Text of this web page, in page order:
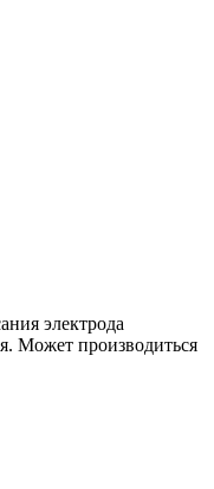
электрода
Может производиться